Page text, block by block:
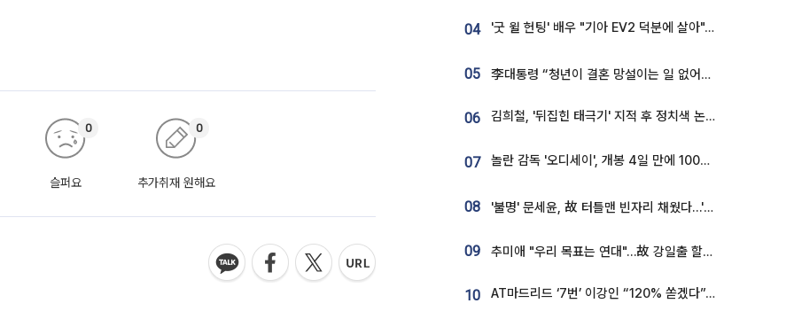
슬퍼요
0
추가취재 원해요
0
04 '굿 윌 헌팅' 배우 "기아 EV2 덕분에 살아"…교통사고 후 안전성 극찬
05 李대통령 “청년이 결혼 망설이는 일 없어야...제도상 불이익 조사”
06 김희철, '뒤집힌 태극기' 지적 후 정치색 논란…"좌우 떠나 우리나라 국기"
07 놀란 감독 '오디세이', 개봉 4일 만에 100만 돌파⋯'왕사남' 보다 빠르다
08 '불명' 문세윤, 故 터틀맨 빈자리 채웠다…'거북이' 눈물의 최종 우승
09 추미애 "우리 목표는 연대"…故 강일출 할머니 흉상 제막
10 AT마드리드 ‘7번’ 이강인 “120% 쏟겠다”⋯시메오네 감독 “필요한 선수”